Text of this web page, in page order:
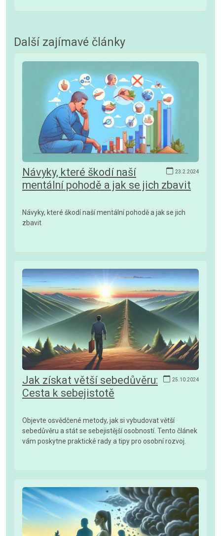
Další zajímavé články
23.2.2024
Návyky, které škodí naší
mentální pohodě a jak se jich zbavit
Návyky, které škodí naší mentální pohodě a jak se jich
zbavit
25.10.2024
Jak získat větší sebedůvěru:
Cesta k sebejistotě
Objevte osvědčené metody, jak si vybudovat větší
sebedůvěru a stát se sebejistější osobností. Tento článek
vám poskytne praktické rady a tipy pro osobní rozvoj.